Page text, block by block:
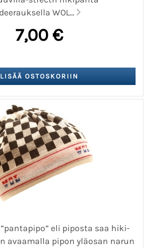
WOL...
7,00 €
eli piposta saa hiki-
avaamalla pipon yläosan narun